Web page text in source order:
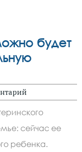
будет
сейчас ее
ребенка.